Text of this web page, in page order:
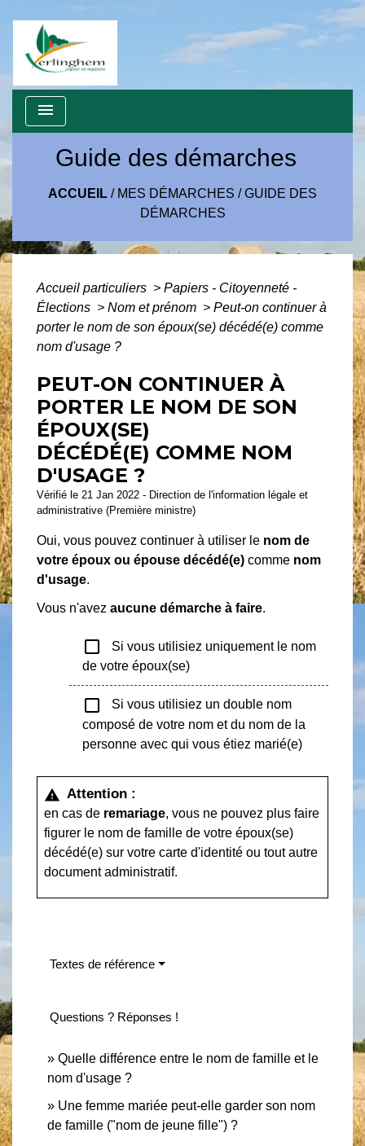
menu
Guide des démarches
ACCUEIL / MES DÉMARCHES /GUIDE DES
DÉMARCHES
Accueil particuliers > Papiers - Citoyenneté -
Élections > Nom et prénom > Peut-on continuer à
porter le nom de son époux(se) décédé(e) comme
nom d'usage ?
PEUT-ON CONTINUER À
PORTER LE NOM DE SON
ÉPOUX(SE)
DÉCÉDÉ(E) COMME NOM
D'USAGE ?
Vérifié le 21 Jan 2022 - Direction de l'information légale et
administrative (Première ministre)
Oui, vous pouvez continuer à utiliser le nom de
votre époux ou épouse décédé(e) comme nom
d'usage.
Vous n'avez aucune démarche à faire.
check_box_outline_blank
Si vous utilisiez uniquement le nom
de votre époux(se)
check_box_outline_blank
Si vous utilisiez un double nom
composé de votre nom et du nom de la
personne avec qui vous étiez marié(e)
warning Attention :
en cas de remariage, vous ne pouvez plus faire
figurer le nom de famille de votre époux(se)
décédé(e) sur votre carte d'identité ou tout autre
document administratif.
Textes de référence
Questions ? Réponses !
Quelle différence entre le nom de famille et le
nom d'usage ?
Une femme mariée peut-elle garder son nom
de famille ("nom de jeune fille") ?